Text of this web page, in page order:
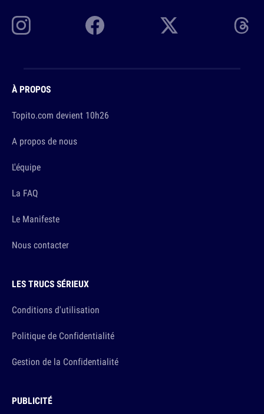
À PROPOS
Topito.com devient 10h26
A propos de nous
L'équipe
La FAQ
Le Manifeste
Nous contacter
LES TRUCS SÉRIEUX
Conditions d'utilisation
Politique de Confidentialité
Gestion de la Confidentialité
PUBLICITÉ